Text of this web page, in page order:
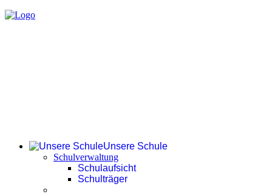
Unsere Schule
Schulverwaltung
Schulaufsicht
Schulträger